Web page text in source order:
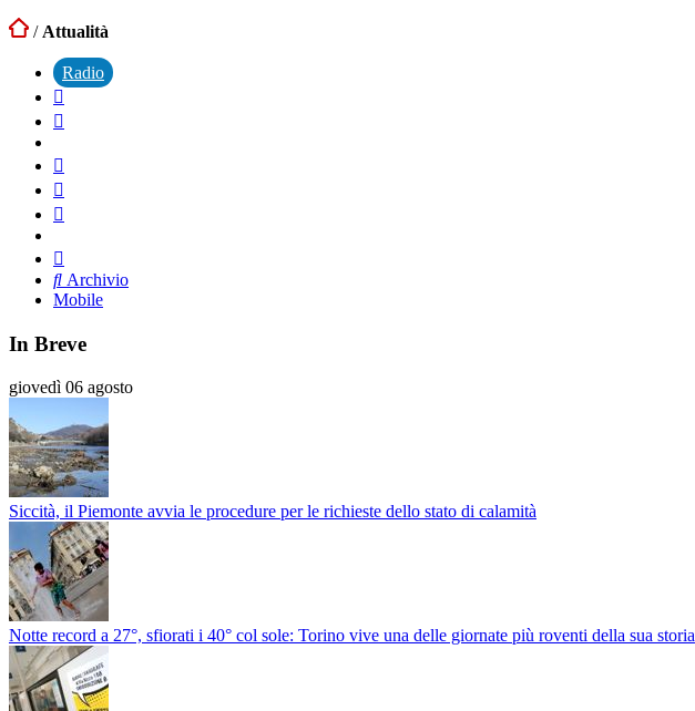
/ Attualità
Radio
Archivio
Mobile
In Breve
giovedì 06 agosto
Siccità, il Piemonte avvia le procedure per le richieste dello stato di calamità
Notte record a 27°, sfiorati i 40° col sole: Torino vive una delle giornate più roventi della sua storia